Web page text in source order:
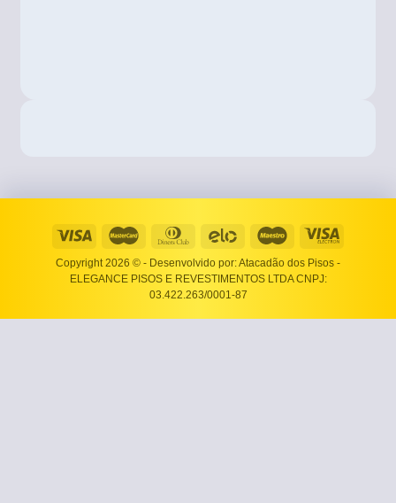
Copyright 2026 © - Desenvolvido por: Atacadão dos Pisos -
ELEGANCE PISOS E REVESTIMENTOS LTDA CNPJ:
03.422.263/0001-87